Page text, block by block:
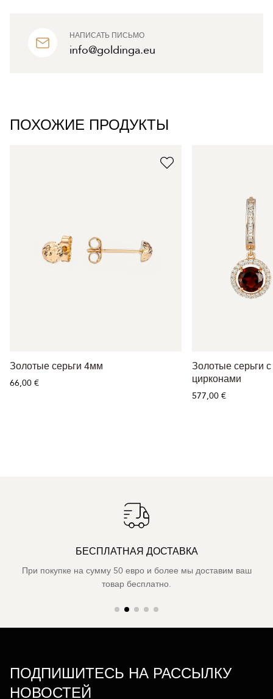
НАПИСАТЬ ПИСЬМО
info@goldinga.eu
ПОХОЖИЕ ПРОДУКТЫ
Золотые серьги 4мм
66,00 €
Золотые серьги
цирконами
577,00 €
БЕСПЛАТНАЯ ДОСТАВКА
При покупке на сумму 50 евро и более мы доставим ваш
товар бесплатно.
ПОДПИШИТЕСЬ НА РАССЫЛКУ
НОВОСТЕЙ